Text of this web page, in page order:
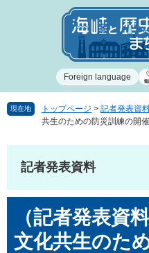
で
ば
Foreign language
現在地 トップページ > 記者発表資
共生のための防災訓練の開
記者発表資料
（記者発表資
文化共生のた